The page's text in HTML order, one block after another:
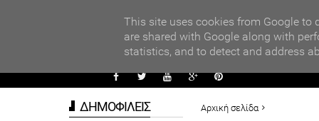
Αρχική σελίδα
ΔΗΜΟΦΙΛΕΙΣ
This site uses cookies from Google to
are shared with Google along with
statistics, and to detect and address